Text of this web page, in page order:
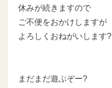
休みが続きますので
ご不便をおかけしますが
よろしくおねがいします?
まだまだ遊ぶぞー?